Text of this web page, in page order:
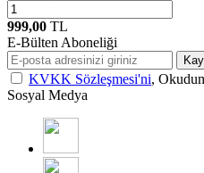
999,00 TL
E-Bülten Aboneliği
KVKK Sözleşmesi'ni,
Sosyal Medya